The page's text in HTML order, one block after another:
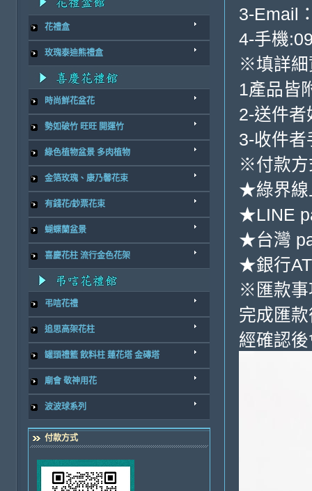
花禮盒
玫瑰泰迪熊禮盒
時尚鮮花盆花
勢如破竹 旺旺 開運竹
綠色植物盆景 多肉植物
金箔玫瑰、康乃馨花束
有錢花/鈔票花束
蝴蝶蘭盆景
喜慶花柱 流行金色花架
弔唁花禮
追思高架花柱
罐頭禮籃 飲料柱 蓮花塔 金磚塔
廟會 敬神用花
波波球系列
付款方式
3-Email
4-手機
※填詳細
1產品皆
2-送件者
3-收件者
※付款方
★綠界線
★LINE
★台灣
★銀行
※匯款事
完成匯
經確認